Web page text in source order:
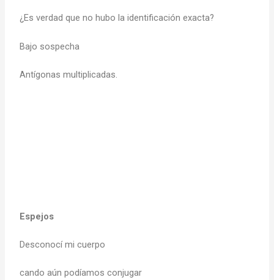
¿Es verdad que no hubo la identificación exacta?
Bajo sospecha
Antígonas multiplicadas.
Espejos
Desconocí mi cuerpo
cando aún podíamos conjugar